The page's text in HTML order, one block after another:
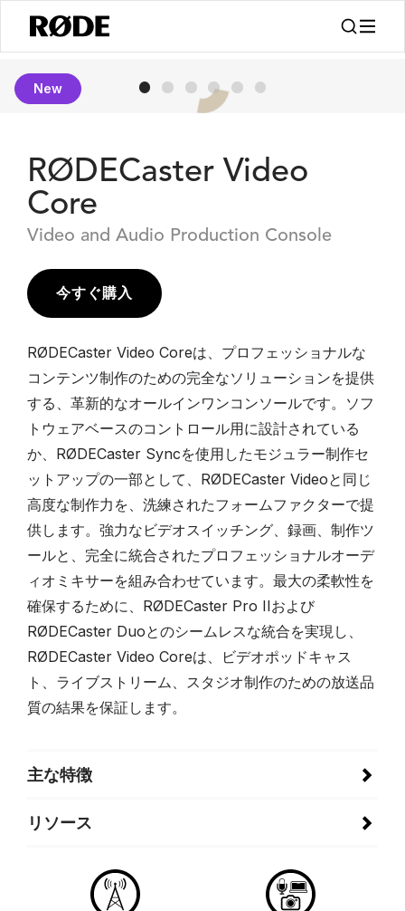
New
RØDECaster Video
Core
Video and Audio Production Console
今すぐ購入
RØDECaster Video Coreは、プロフェッショナルな
コンテンツ制作のための完全なソリューションを提供
する、革新的なオールインワンコンソールです。ソフ
トウェアベースのコントロール用に設計されている
か、RØDECaster Syncを使用したモジュラー制作セ
ットアップの一部として、RØDECaster Videoと同じ
高度な制作力を、洗練されたフォームファクターで提
供します。強力なビデオスイッチング、録画、制作ツ
ールと、完全に統合されたプロフェッショナルオーデ
ィオミキサーを組み合わせています。最大の柔軟性を
確保するために、RØDECaster Pro IIおよび
RØDECaster Duoとのシームレスな統合を実現し、
RØDECaster Video Coreは、ビデオポッドキャス
ト、ライブストリーム、スタジオ制作のための放送品
質の結果を保証します。
主な特徴
リソース